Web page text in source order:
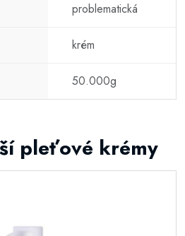
problematická
krém
50.000g
pleťové krémy